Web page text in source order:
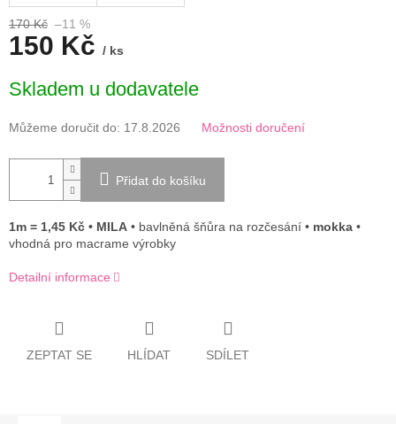
170 Kč –11 %
150 Kč / ks
cena:
Skladem u dodavatele
Můžeme doručit do: 17.8.2026 Možnosti doručení
Přidat do košíku
1m = 1,45 Kč • MILA • bavlněná šňůra na rozčesání • mokka •
vhodná pro macrame výrobky
Detailní informace
ZEPTAT SE HLÍDAT SDÍLET